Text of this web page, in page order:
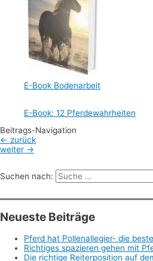
E-Book Bodenarbeit
E-Book: 12 Pferdewahrheiten
Beitrags-Navigation
← zurück
weiter →
Suchen nach:
Neueste Beiträge
Pferd hat Pollenallegier- die
Richtiges spazieren gehen mit
Die richtige Reiterposition auf